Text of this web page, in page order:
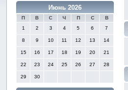
Июнь 2026
П В С Ч П С
В
1
2 3 4 5 6 7
8 9 10 11 12 13 14
15 16 17 18 19 20 21
22 23 24 25 26 27 28
29 30